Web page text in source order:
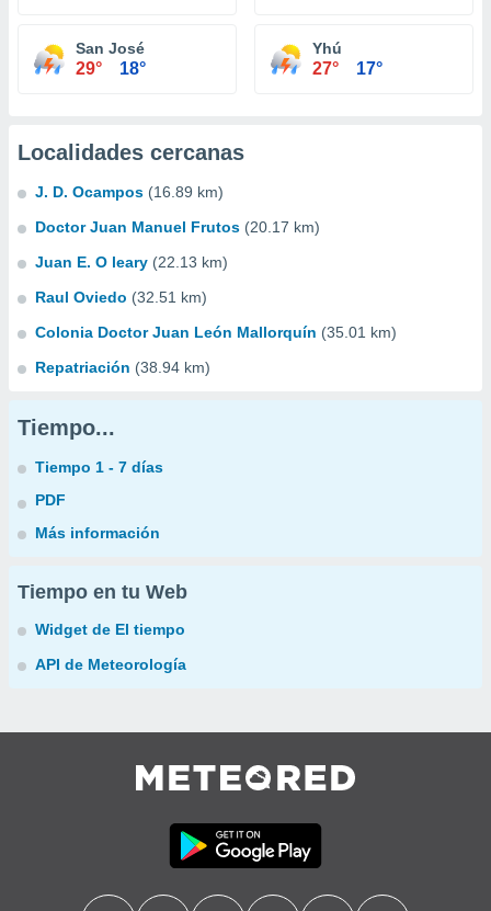
San José
29° 18°
Yhú
27° 17°
Localidades cercanas
J. D. Ocampos (16.89 km)
Doctor Juan Manuel Frutos (20.17 km)
Juan E. O leary (22.13 km)
Raul Oviedo (32.51 km)
Colonia Doctor Juan León Mallorquín (35.01 km)
Repatriación (38.94 km)
Tiempo...
Tiempo 1 - 7 días
PDF
Más información
Tiempo en tu Web
Widget de El tiempo
API de Meteorología